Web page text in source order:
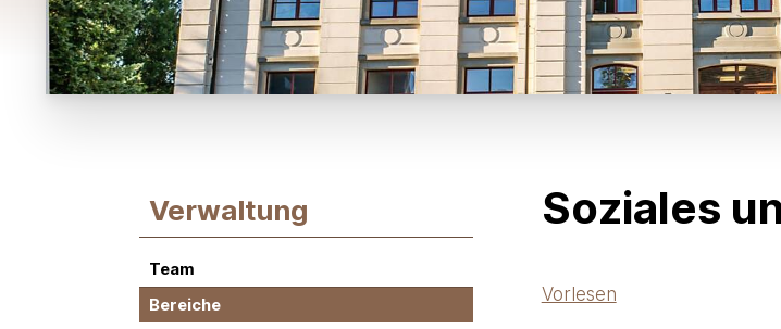
Subnavigation:
Verwaltung
Team
Bereiche
Soziales
Vorlesen